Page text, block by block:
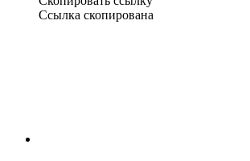
Ссылка скопирована